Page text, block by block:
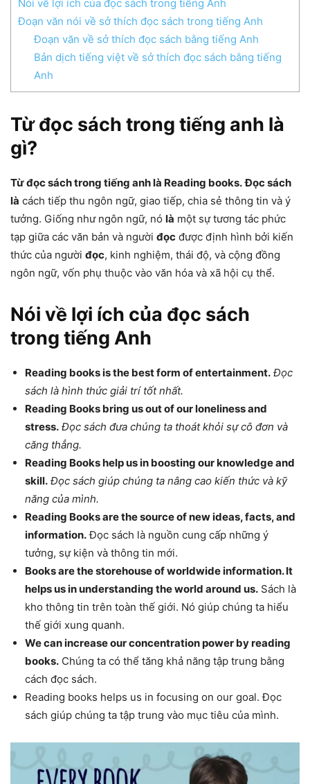
Nói về lợi ích của đọc sách trong tiếng Anh
Đoạn văn nói về sở thích đọc sách trong tiếng Anh
Đoạn văn về sở thích đọc sách bằng tiếng Anh
Bản dịch tiếng việt về sở thích đọc sách bằng tiếng
Anh
Từ đọc sách trong tiếng anh là
gì?
Từ đọc sách trong tiếng anh là Reading books. Đọc sách
là cách tiếp thu ngôn ngữ, giao tiếp, chia sẻ thông tin và ý
tưởng. Giống như ngôn ngữ, nó là một sự tương tác phức
tạp giữa các văn bản và người đọc được định hình bởi kiến
thức của người đọc, kinh nghiệm, thái độ, và cộng đồng
ngôn ngữ, vốn phụ thuộc vào văn hóa và xã hội cụ thể.
Nói về lợi ích của đọc sách
trong tiếng Anh
Reading books is the best form of entertainment. Đọc
sách là hình thức giải trí tốt nhất.
Reading Books bring us out of our loneliness and
stress. Đọc sách đưa chúng ta thoát khỏi sự cô đơn và
căng thẳng.
Reading Books help us in boosting our knowledge and
skill. Đọc sách giúp chúng ta nâng cao kiến thức và kỹ
năng của mình.
Reading Books are the source of new ideas, facts, and
information.Đọc sách là nguồn cung cấp những ý
tưởng, sự kiện và thông tin mới.
Books are the storehouse of worldwide information. It
helps us in understanding the world around us. Sách là
kho thông tin trên toàn thế giới. Nó giúp chúng ta hiểu
thế giới xung quanh.
We can increase our concentration power by reading
books. Chúng ta có thể tăng khả năng tập trung bằng
cách đọc sách.
Reading books helps us in focusing on our goal. Đọc
sách giúp chúng ta tập trung vào mục tiêu của mình.